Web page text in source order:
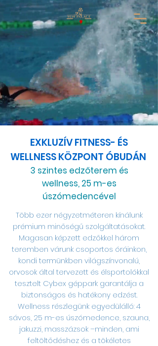
EXKLUZÍV FITNESS- ÉS
WELLNESSKÖZPONT ÓBUDÁN
3 szintes edzőterem és
wellness, 25 m-es
úszómedencével
Több ezer négyzetméteren kínálunk
prémium minőségű szolgáltatásokat.
Magasan képzett edzőkkel három
teremben várunk csoportos óráinkon,
kondi termünkben világszínvonalú,
orvosok által tervezett és élsportolókkal
tesztelt Cybex géppark garantálja a
biztonságos és hatékony edzést.
Wellness részlegünk egyedülálló: 4
sávos, 25 m-es úszómedence, szauna,
jakuzzi, masszázsok –minden, ami
feltöltődéshez és a tökéletes